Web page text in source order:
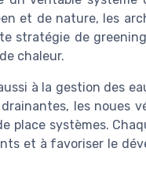
et de nature, les
stratégie de
chaleur.
à la gestion des
les noues
place systèmes.
et à favoriser le